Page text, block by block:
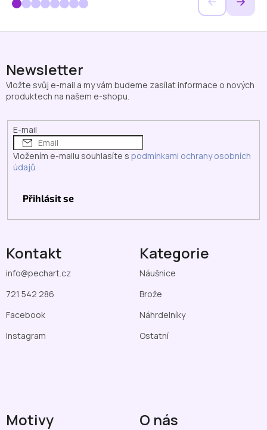
Kontakt
info@pechart.cz
721 542 286
Facebook
Instagram
Kategorie
Náušnice
Brože
Náhrdelníky
Ostatní
Motivy O nás
Newsletter
Vložte svůj e-mail a my vám budeme zasílat informace o nových
produktech na našem e-shopu.
E-mail
Vložením e-mailu souhlasíte s podmínkami ochrany osobních
údajů
Přihlásit se